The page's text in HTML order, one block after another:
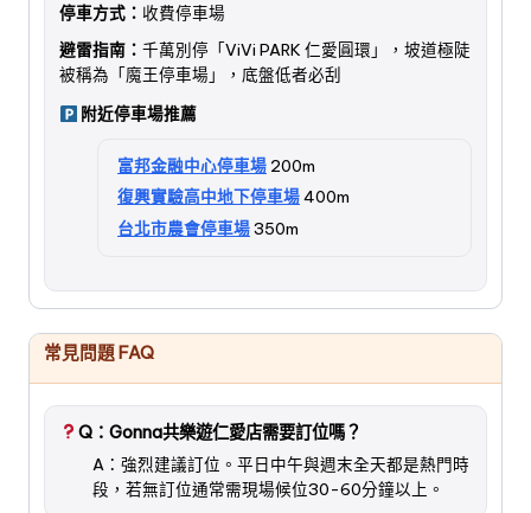
停車方式： 收費停車場
避雷指南： 千萬別停「ViVi PARK 仁愛圓環」，坡道極陡
被稱為「魔王停車場」，底盤低者必刮
附近停車場推薦
富邦金融中心停車場 200m
復興實驗高中地下停車場400m
台北市農會停車場350m
常見問題 FAQ
Q：Gonna共樂遊仁愛店需要訂位嗎？
A：強烈建議訂位。平日中午與週末全天都是熱門時
段，若無訂位通常需現場候位30-60分鐘以上。